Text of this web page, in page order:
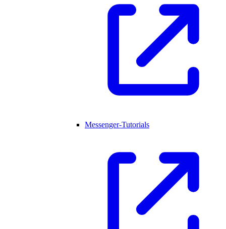
Messenger-Tutorials